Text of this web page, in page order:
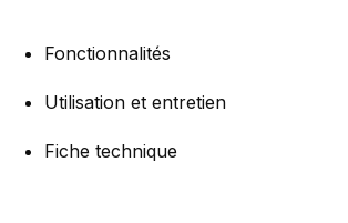
Fonctionnalités
Utilisation et entretien
Fiche technique